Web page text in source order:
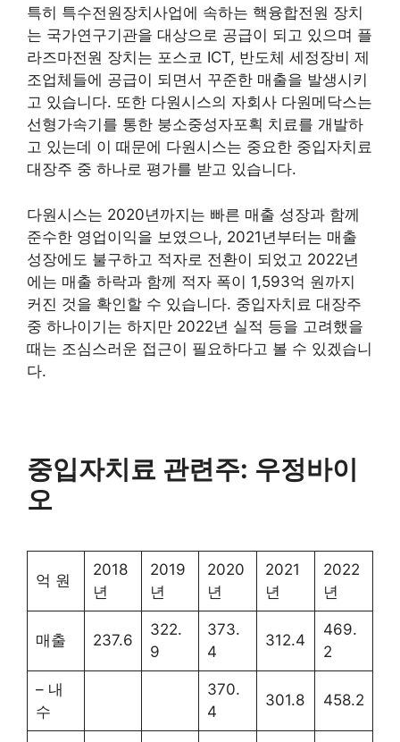
특히 특수전원장치사업에 속하는 핵융합전원 장치
는 국가연구기관을 대상으로 공급이 되고 있으며 플
라즈마전원 장치는 포스코 ICT, 반도체 세정장비 제
조업체들에 공급이 되면서 꾸준한 매출을 발생시키
고 있습니다. 또한 다원시스의 자회사 다원메닥스는
선형가속기를 통한 붕소중성자포획 치료를 개발하
고 있는데 이 때문에 다원시스는 중요한 중입자치료
대장주 중 하나로 평가를 받고 있습니다.
다원시스는 2020년까지는 빠른 매출 성장과 함께
준수한 영업이익을 보였으나, 2021년부터는 매출
성장에도 불구하고 적자로 전환이 되었고 2022년
에는 매출 하락과 함께 적자 폭이 1,593억 원까지
커진 것을 확인할 수 있습니다. 중입자치료 대장주
중 하나이기는 하지만 2022년 실적 등을 고려했을
때는 조심스러운 접근이 필요하다고 볼 수 있겠습니
다.
중입자치료 관련주: 우정바이
오
억 원
2018
년
2019
년
2020
년
2021
년
2022
년
매출 237.6
322.
9
373.
4
312.4
469.
2
– 내
수
370.
4
301.8 458.2